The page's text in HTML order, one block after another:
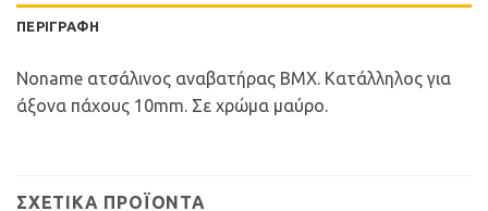
ΠΕΡΙΓΡΑΦΉ
Noname ατσάλινος αναβατήρας BMX. Κατάλληλος για
άξονα πάχους 10mm. Σε χρώμα μαύρο.
ΣΧΕΤΙΚΆ ΠΡΟΪΌΝΤΑ